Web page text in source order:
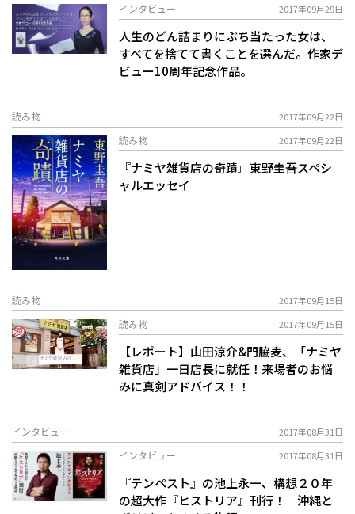
インタビュー 2017年09月29日
人生のどん詰まりにぶち当たった女は、
すべてを捨てて書くことを選んだ。作家デ
ビュー10周年記念作品。
読み物 2017年09月22日
読み物 2017年09月22日
『ナミヤ雑貨店の奇蹟』東野圭吾スペシ
ャルエッセイ
読み物 2017年09月15日
読み物 2017年09月15日
【レポート】山田涼介&門脇麦、「ナミヤ
雑貨店」一日店長に就任！来場者のお悩
みに真剣アドバイス！！
インタビュー 2017年08月31日
インタビュー 2017年08月31日
『テンペスト』の池上永一、構想２０年
の超大作『ヒストリア』刊行！ 沖縄と